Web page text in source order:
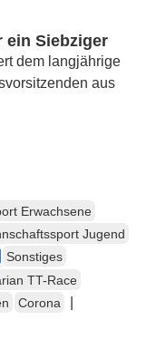
ein Siebziger
dem langjährige
aus
Erwachsene
Jugend
Sonstiges
TT-Race
Corona